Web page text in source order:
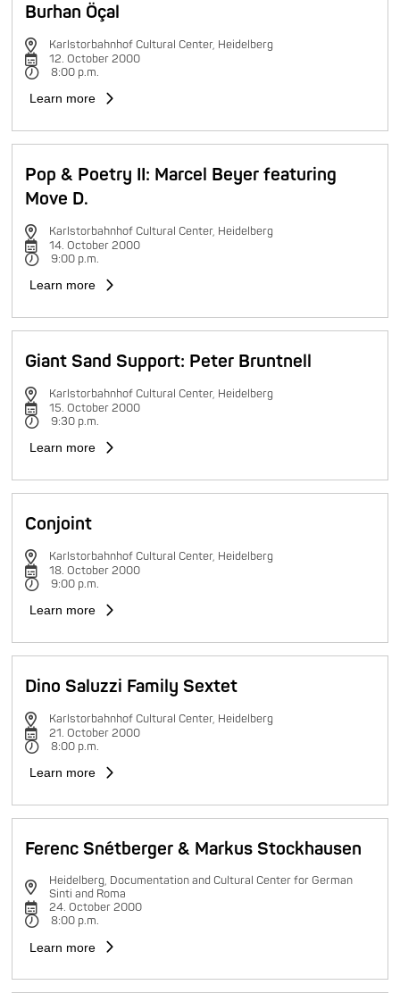
Burhan Öçal
Karlstorbahnhof Cultural Center, Heidelberg
12. October 2000
8:00 p.m.
Learn more
Pop & Poetry II: Marcel Beyer featuring
Move D.
Karlstorbahnhof Cultural Center, Heidelberg
14. October 2000
9:00 p.m.
Learn more
Giant Sand Support: Peter Bruntnell
Karlstorbahnhof Cultural Center, Heidelberg
15. October 2000
9:30 p.m.
Learn more
Conjoint
Karlstorbahnhof Cultural Center, Heidelberg
18. October 2000
9:00 p.m.
Learn more
Dino Saluzzi Family Sextet
Karlstorbahnhof Cultural Center, Heidelberg
21. October 2000
8:00 p.m.
Learn more
Ferenc Snétberger & Markus Stockhausen
Heidelberg, Documentation and Cultural Center for German
Sinti and Roma
24. October 2000
8:00 p.m.
Learn more